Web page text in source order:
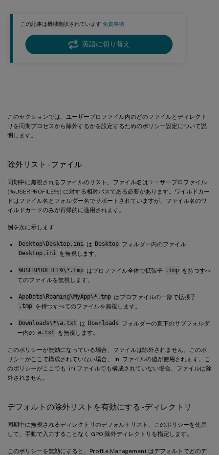
この記事は機械翻訳されています.免責事項
英語に切り替え
このセクションでは、ユーザープロファイル内のどのファイルとディレクト
リを同期プロセスから除外するかを設定するためのポリシー設定について説
明します。
除外リスト - ファイル
同期中に無視されるファイルのリスト。ファイル名はユーザープロファイル
(%USERPROFILE%) に対する相対パスである必要があります。ワイルドカー
ドはファイル名とフォルダー名でサポートされていますが、ファイル名のワ
イルドカードのみが再帰的に適用されます。
例を次に示します:
Desktop\Desktop.ini は Desktop フォルダー内のファイル
Desktop.ini を無視します。
%USERPROFILE%\*.tmp はプロファイル全体で拡張子 .tmp を持つすべ
てのファイルを無視します。
AppData\Roaming\MyApp\*.tmp はプロファイルの一部で拡張子
.tmp を持つすべてのファイルを無視します。
Downloads\*\a.txt は Downloads フォルダーの直下のサブフォルダ
ー内の a.txt を無視します。
このポリシーが無効になっている場合、ファイルは除外されません。このポ
リシーがここで構成されていない場合、.ini ファイルの値が使用されます。こ
のポリシーがここでも .ini ファイルでも構成されていない場合、ファイルは除
外されません。
デフォルトの除外リストを有効にする - ディレクトリ
同期中に無視されるディレクトリのデフォルトリスト。このポリシーを使用
して、手動で入力することなく GPO 除外ディレクトリを指定します。
このポリシーを無効にすると、Profile Management はデフォルトでどのデ